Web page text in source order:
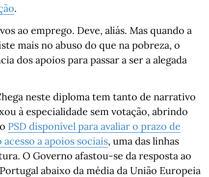
.
ao emprego. Deve, aliás. Mas quando a
mais no abuso do que na pobreza, o
dos apoios para passar a ser a alegada
neste diploma tem tanto de narrativo
à especialidade sem votação, abrindo
PSD disponível para avaliar o prazo de
a apoios sociais, uma das linhas
O Governo afastou-se da resposta ao
abaixo da média da União Europeia